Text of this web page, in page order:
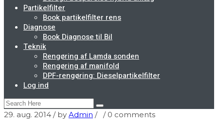
Partikelfilter
Book partikelfilter rens
Diagnose
Book Diagnose til Bil
Teknik
Rengøring af Lamda sonden
Rengøring af manifold
DPF-rengøring: Dieselpartikelfilter
Log ind
29. aug. 2014 / by Admin / / 0 comments